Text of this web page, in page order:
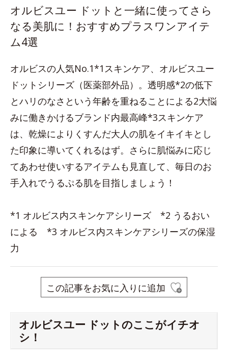
オルビスユー ドットと一緒に使ってさら
なる美肌に！おすすめプラスワンアイテ
ム4選
オルビスの人気No.1*1スキンケア、オルビスユー
ドットシリーズ（医薬部外品）。透明感*2の低下
とハリのなさという年齢を重ねることによる2大悩
みに働きかけるブランド内最高峰*3スキンケア
は、乾燥によりくすんだ大人の肌をイキイキとし
た印象に導いてくれるはず。さらに肌悩みに応じ
てあわせ使いするアイテムも見直して、毎日のお
手入れでうるぷる肌を目指しましょう！
*1 オルビス内スキンケアシリーズ *2 うるおい
による *3 オルビス内スキンケアシリーズの保湿
力
この記事をお気に入りに追加
オルビスユー ドットのここがイチオ
シ！